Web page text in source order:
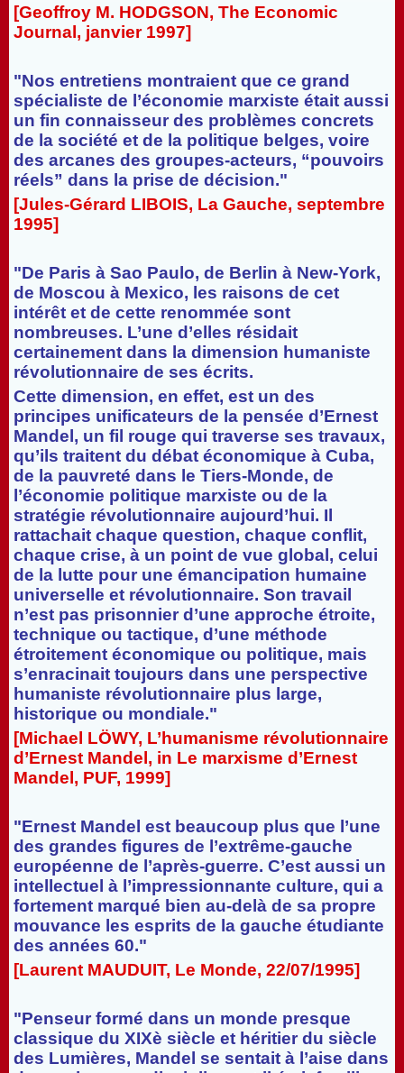
[Geoffroy M. HODGSON, The Economic
Journal, janvier 1997]
"Nos entretiens montraient que ce grand
spécialiste de l’économie marxiste était aussi
un fin connaisseur des problèmes concrets
de la société et de la politique belges, voire
des arcanes des groupes-acteurs, “pouvoirs
réels” dans la prise de décision."
[Jules-Gérard LIBOIS, La Gauche, septembre
1995]
"De Paris à Sao Paulo, de Berlin à New-York,
de Moscou à Mexico, les raisons de cet
intérêt et de cette renommée sont
nombreuses. L’une d’elles résidait
certainement dans la dimension humaniste
révolutionnaire de ses écrits.
Cette dimension, en effet, est un des
principes unificateurs de la pensée d’Ernest
Mandel, un fil rouge qui traverse ses travaux,
qu’ils traitent du débat économique à Cuba,
de la pauvreté dans le Tiers-Monde, de
l’économie politique marxiste ou de la
stratégie révolutionnaire aujourd’hui. Il
rattachait chaque question, chaque conflit,
chaque crise, à un point de vue global, celui
de la lutte pour une émancipation humaine
universelle et révolutionnaire. Son travail
n’est pas prisonnier d’une approche étroite,
technique ou tactique, d’une méthode
étroitement économique ou politique, mais
s’enracinait toujours dans une perspective
humaniste révolutionnaire plus large,
historique ou mondiale."
[Michael LÖWY, L’humanisme révolutionnaire
d’Ernest Mandel, in Le marxisme d’Ernest
Mandel, PUF, 1999]
"Ernest Mandel est beaucoup plus que l’une
des grandes figures de l’extrême-gauche
européenne de l’après-guerre. C’est aussi un
intellectuel à l’impressionnante culture, qui a
fortement marqué bien au-delà de sa propre
mouvance les esprits de la gauche étudiante
des années 60."
[Laurent MAUDUIT, Le Monde, 22/07/1995]
"Penseur formé dans un monde presque
classique du XIXè siècle et héritier du siècle
des Lumières, Mandel se sentait à l’aise dans